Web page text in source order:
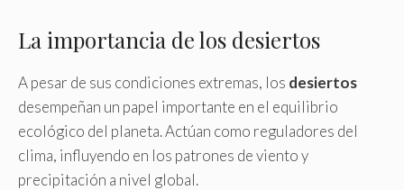
La importancia de los desiertos
A pesar de sus condiciones extremas, los desiertos
desempeñan un papel importante en el equilibrio
ecológico del planeta. Actúan como reguladores del
clima, influyendo en los patrones de viento y
precipitación a nivel global.